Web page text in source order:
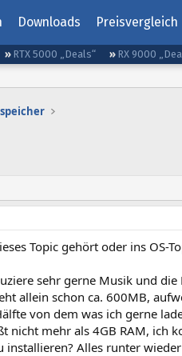
Downloads Preisvergleich
RTX 5000 „Deals“ RX 9000
Topic gehört oder ins OS-
sehr gerne Musik und
allein schon ca. 600MB,
von dem was ich gerne
nicht mehr als 4GB RAM, ich
installieren? Alles runter